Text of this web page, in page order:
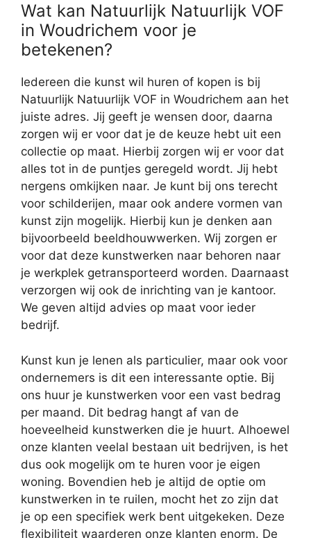
Wat kan Natuurlijk Natuurlijk VOF
in Woudrichem voor je
betekenen?
Iedereen die kunst wil huren of kopen is bij
Natuurlijk Natuurlijk VOF in Woudrichem aan het
juiste adres. Jij geeft je wensen door, daarna
zorgen wij er voor dat je de keuze hebt uit een
collectie op maat. Hierbij zorgen wij er voor dat
alles tot in de puntjes geregeld wordt. Jij hebt
nergens omkijken naar. Je kunt bij ons terecht
voor schilderijen, maar ook andere vormen van
kunst zijn mogelijk. Hierbij kun je denken aan
bijvoorbeeld beeldhouwwerken. Wij zorgen er
voor dat deze kunstwerken naar behoren naar
je werkplek getransporteerd worden. Daarnaast
verzorgen wij ook de inrichting van je kantoor.
We geven altijd advies op maat voor ieder
bedrijf.
Kunst kun je lenen als particulier, maar ook voor
ondernemers is dit een interessante optie. Bij
ons huur je kunstwerken voor een vast bedrag
per maand. Dit bedrag hangt af van de
hoeveelheid kunstwerken die je huurt. Alhoewel
onze klanten veelal bestaan uit bedrijven, is het
dus ook mogelijk om te huren voor je eigen
woning. Bovendien heb je altijd de optie om
kunstwerken in te ruilen, mocht het zo zijn dat
je op een specifiek werk bent uitgekeken. Deze
flexibiliteit waarderen onze klanten enorm. De